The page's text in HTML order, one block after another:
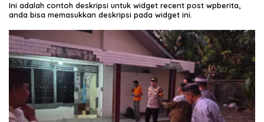
Ini adalah contoh deskripsi untuk widget recent post wpberita,
anda bisa memasukkan deskripsi pada widget ini.